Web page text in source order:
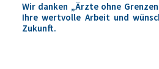
Wir danken „Ärzte ohne
Ihre wertvolle Arbeit und
Zukunft.